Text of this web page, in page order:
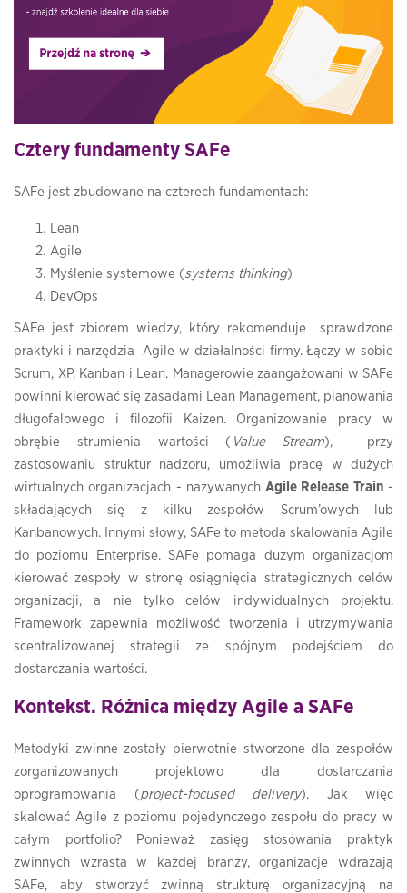
Cztery fundamenty SAFe
SAFe jest zbudowane na czterech fundamentach:
Lean
Agile
Myślenie systemowe (systems thinking)
DevOps
SAFe jest zbiorem wiedzy, który rekomenduje sprawdzone
praktyki i narzędzia Agile w działalności firmy. Łączy w sobie
Scrum, XP, Kanban i Lean. Managerowie zaangażowani w SAFe
powinni kierować się zasadami Lean Management, planowania
długofalowego i filozofii Kaizen. Organizowanie pracy w
obrębie strumienia wartości ( Value Stream), przy
zastosowaniu struktur nadzoru, umożliwia pracę w dużych
wirtualnych organizacjach - nazywanychAgile Release Train-
składających się z kilku zespołów Scrum’owych lub
Kanbanowych. Innymi słowy, SAFe to metoda skalowania Agile
do poziomu Enterprise. SAFe pomaga dużym organizacjom
kierować zespoły w stronę osiągnięcia strategicznych celów
organizacji, a nie tylko celów indywidualnych projektu.
Framework zapewnia możliwość tworzenia i utrzymywania
scentralizowanej strategii ze spójnym podejściem do
dostarczania wartości.
Kontekst. Różnica między Agile a SAFe
Metodyki zwinne zostały pierwotnie stworzone dla zespołów
zorganizowanych projektowo dla dostarczania
oprogramowania (project-focused delivery). Jak więc
skalować Agile z poziomu pojedynczego zespołu do pracy w
całym portfolio? Ponieważ zasięg stosowania praktyk
zwinnych wzrasta w każdej branży, organizacje wdrażają
SAFe, aby stworzyć zwinną strukturę organizacyjną na